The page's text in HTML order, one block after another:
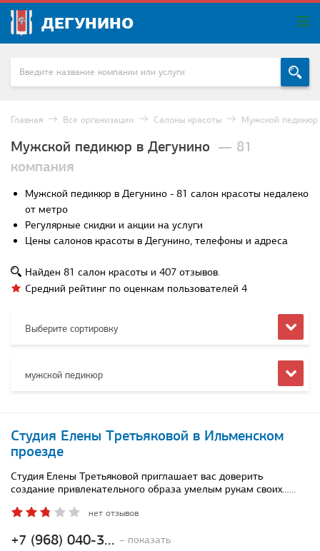
ДЕГУНИНО
Главная Все организации Салоны красоты Мужской педикюр
Мужской педикюр в Дегунино — 81
компания
Мужской педикюр в Дегунино - 81 салон красоты недалеко
от метро
Регулярные скидки и акции на услуги
Цены салонов красоты в Дегунино, телефоны и адреса
Найден 81 салон красоты и 407 отзывов.
Средний рейтинг по оценкам пользователей 4
Выберите сортировку
мужской педикюр
Студия Елены Третьяковой в Ильменском
проезде
+7 (968) 040-3... – показать
Студия Елены Третьяковой приглашает вас доверить
создание привлекательного образа умелым рукам своих…...
нет отзывов